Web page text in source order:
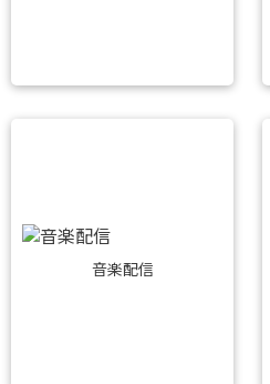
音楽配信